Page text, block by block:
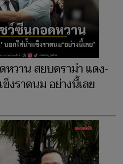
วาน สยบดราม่า แดง-
งราดนม อย่างนี้เลย